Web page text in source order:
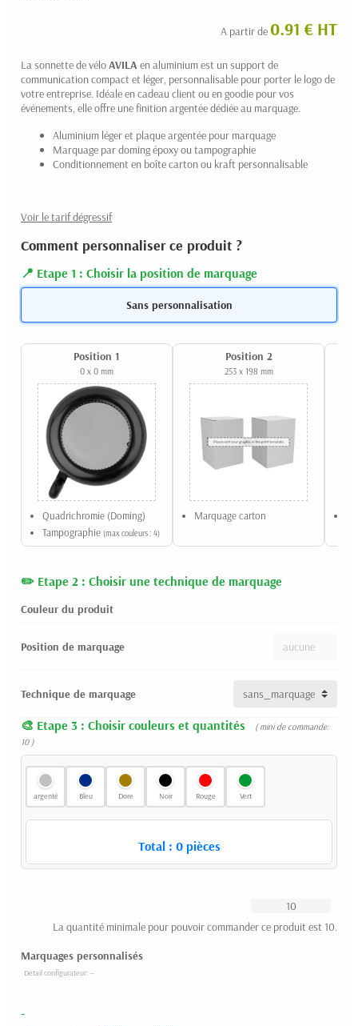
A partir de 0.91 € HT
La sonnette de véloAVILA en aluminium est un support de
communication compact et léger, personnalisable pour porter le logo de
votre entreprise. Idéale en cadeau client ou en goodie pour vos
événements, elle offre une finition argentée dédiée au marquage.
Aluminium léger et plaque argentée pour marquage
Marquage par doming époxy ou tampographie
Conditionnement en boîte carton ou kraft personnalisable
Voir le tarif dégressif
Comment personnaliser ce produit ?
Etape 1 : Choisir la position de marquage
Sans personnalisation
Position 1
0 x 0 mm
Quadrichromie (Doming)
Tampographie (max couleurs : 4)
Position 2
253 x 198 mm
Marquage carton
Etape 2 : Choisir une technique de marquage
Couleur du produit
Position de marquage
Technique de marquage
Etape 3 : Choisir couleurs et quantités
( mini de commande:
10 )
argenté Bleu Dore Noir Rouge Vert
Total : 0pièces
La quantité minimale pour pouvoir commander ce produit est 10.
Marquages personnalisés
-